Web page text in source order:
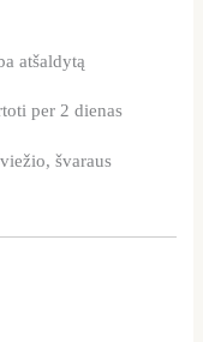
atšaldytą
per 2 dienas
švaraus